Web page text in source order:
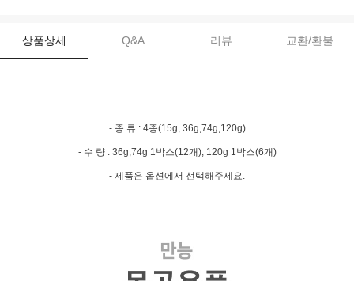
상품상세 Q&A 리뷰 교환/환불
- 종 류 : 4종(15g, 36g,74g,120g)
- 수 량 : 36g,74g 1박스(12개), 120g 1박스(6개)
- 제품은 옵션에서 선택해주세요.